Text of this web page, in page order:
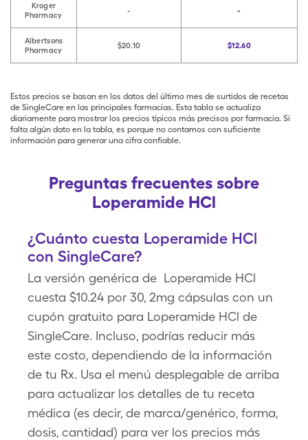
Kroger
Pharmacy
- -
Albertsons
Pharmacy
$20.10 $12.60
Estos precios se basan en los datos del último mes de surtidos de recetas
de SingleCare en las principales farmacias. Esta tabla se actualiza
diariamente para mostrar los precios típicos más precisos por farmacia. Si
falta algún dato en la tabla, es porque no contamos con suficiente
información para generar una cifra confiable.
Preguntas frecuentes sobre
Loperamide HCl
¿Cuánto cuesta Loperamide HCl
con SingleCare?
La versión genérica de Loperamide HCl
cuesta $10.24 por 30, 2mg cápsulas con un
cupón gratuito para Loperamide HCl de
SingleCare. Incluso, podrías reducir más
este costo, dependiendo de la información
de tu Rx. Usa el menú desplegable de arriba
para actualizar los detalles de tu receta
médica (es decir, de marca/genérico, forma,
dosis, cantidad) para ver los precios más